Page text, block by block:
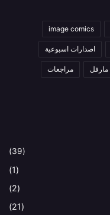
image comics
اصدارات اسبوعية
مارفل مراجعات
(39)
(1)
(2)
(21)